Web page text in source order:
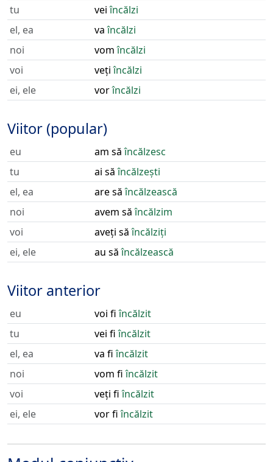
tu
veiîncălzi
el, ea
vaîncălzi
noi
vomîncălzi
voi
vețiîncălzi
ei, ele
vorîncălzi
Viitor (popular)
eu am săîncălzesc
tu
ai săîncălzești
el, ea
are săîncălzească
noi
avem săîncălzim
voi
aveți săîncălziți
ei, ele
au săîncălzească
Viitor anterior
eu voi fiîncălzit
tu
vei fiîncălzit
el, ea
va fiîncălzit
noi
vom fiîncălzit
voi
veți fiîncălzit
ei, ele
vor fiîncălzit